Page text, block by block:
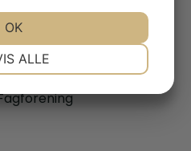
STATISTIK
ALLE
OK